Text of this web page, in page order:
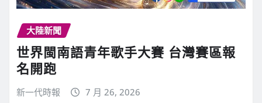
大陸新聞
世界閩南語青年歌手大賽 台灣賽區報
名開跑
新一代時報 7 月 26, 2026